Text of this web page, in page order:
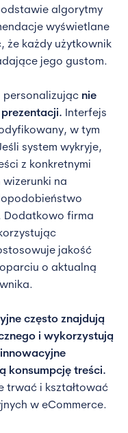
algorytmy
wyświetlane
że każdy użytkownik
jego gustom.
personalizując nie
Interfejs
w tym
system wykryje,
z konkretnymi
na
Dodatkowo firma
jakość
o aktualną
często znajdują
i wykorzystują
konsumpcję treści.
trwać i kształtować
w eCommerce.